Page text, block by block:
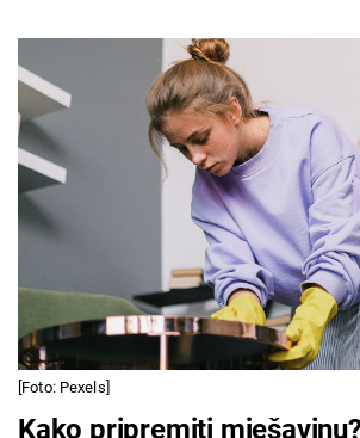
[Foto: Pexels]
Kako pripremiti mješavinu?